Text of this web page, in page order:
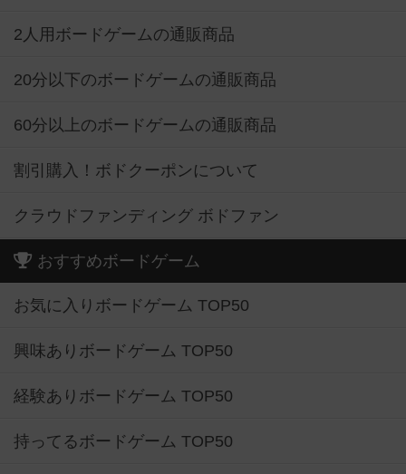
2人用ボードゲームの通販商品
20分以下のボードゲームの通販商品
60分以上のボードゲームの通販商品
割引購入！ボドクーポンについて
クラウドファンディング ボドファン
おすすめボードゲーム
お気に入りボードゲーム TOP50
興味ありボードゲーム TOP50
経験ありボードゲーム TOP50
持ってるボードゲーム TOP50